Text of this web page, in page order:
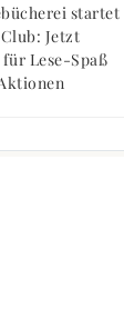
startet
Jetzt
Lese-Spaß